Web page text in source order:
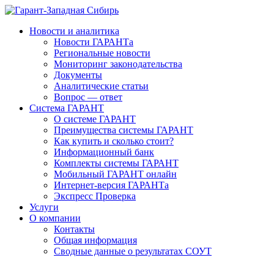
Новости и аналитика
Новости ГАРАНТа
Региональные новости
Мониторинг законодательства
Документы
Аналитические статьи
Вопрос — ответ
Система ГАРАНТ
О системе ГАРАНТ
Преимущества системы ГАРАНТ
Как купить и сколько стоит?
Информационный банк
Комплекты системы ГАРАНТ
Мобильный ГАРАНТ онлайн
Интернет-версия ГАРАНТа
Экспресс Проверка
Услуги
О компании
Контакты
Общая информация
Сводные данные о результатах СОУТ